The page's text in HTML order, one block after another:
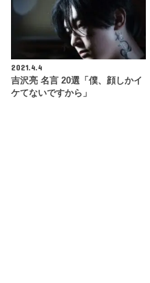
2021.4.4
吉沢亮 名言 20選「僕、顔しかイ
ケてないですから」